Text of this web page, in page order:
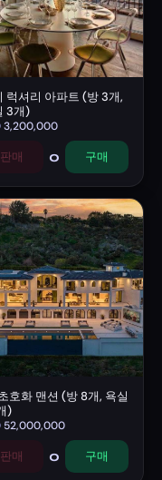
럭셔리 아파트 (방 3개,
3개)
3,200,000
판매 0 구매
호화 맨션 (방 8개, 욕실
)
52,000,000
판매 0 구매